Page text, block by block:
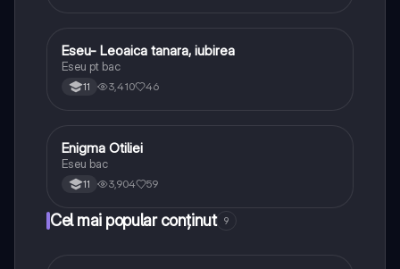
Limba și literatura română
Eseu- Leoaica tanara, iubirea
Eseu pt bac
11 3,410 46
Limba și literatura română
Enigma Otiliei
Eseu bac
11 3,904 59
Cel mai popular conținut 9